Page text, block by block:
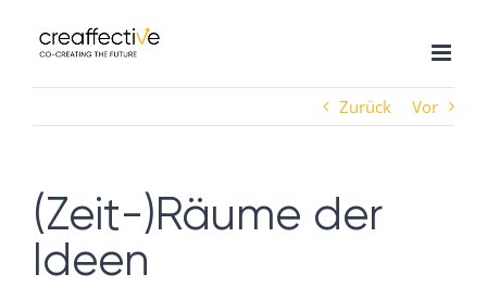
Inhalt
springen
Zurück
Vor
(Zeit-)Räume der
Ideen